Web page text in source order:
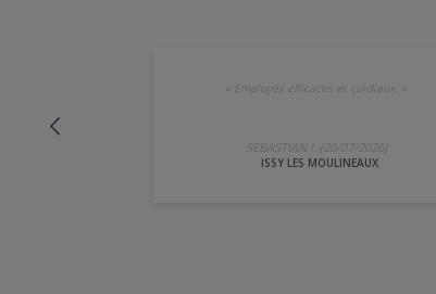
Employés efficaces et cordiaux.
SEBASTIAN I. (20/07/2026)
ISSY LES MOULINEAUX